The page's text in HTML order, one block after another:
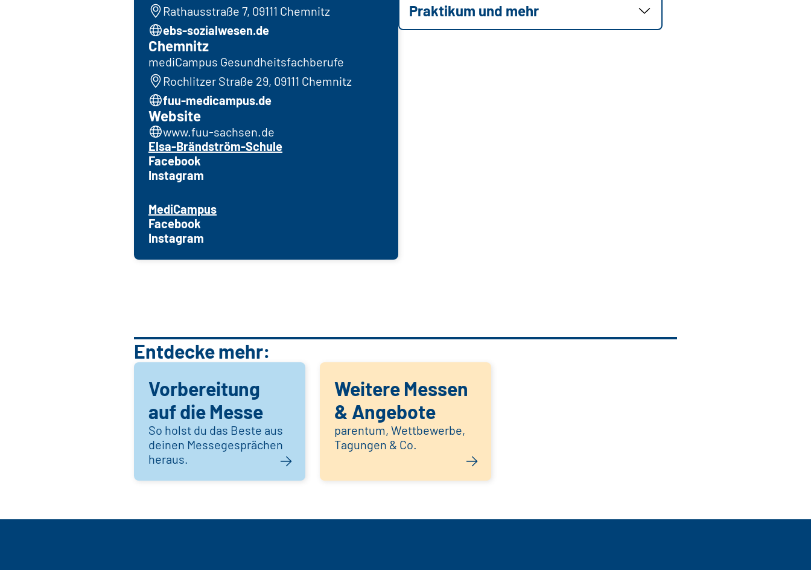
Rathausstraße 7, 09111 Chemnitz
ebs-sozialwesen.de
Chemnitz
mediCampus Gesundheitsfachberufe
Rochlitzer Straße 29, 09111 Chemnitz
fuu-medicampus.de
Website
www.fuu-sachsen.de
Elsa-Brändström-Schule
Facebook
Instagram
MediCampus
Facebook
Instagram
Praktikum und mehr
Entdecke mehr:
Vorbereitung
auf die Messe
So holst du das Beste aus
deinen Messegesprächen
heraus.
Weitere Messen
& Angebote
parentum, Wettbewerbe,
Tagungen & Co.